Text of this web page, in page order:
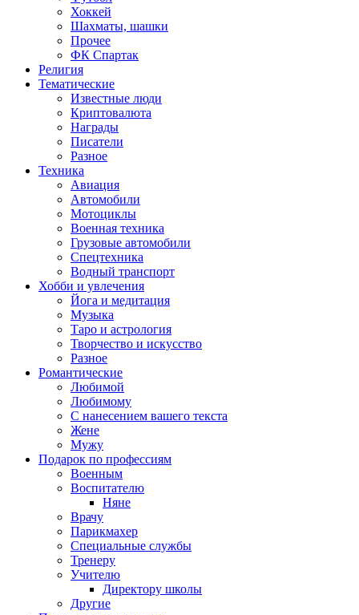
Хоккей
Шахматы, шашки
Прочее
ФК Спартак
Религия
Тематические
Известные люди
Криптовалюта
Награды
Писатели
Разное
Техника
Авиация
Автомобили
Мотоциклы
Военная техника
Грузовые автомобили
Спецтехника
Водный транспорт
Хобби и увлечения
Йога и медитация
Музыка
Таро и астрология
Творчество и искусство
Разное
Романтические
Любимой
Любимому
С нанесением вашего текста
Жене
Мужу
Подарок по профессиям
Военным
Воспитателю
Няне
Врачу
Парикмахер
Специальные службы
Тренеру
Учителю
Директору школы
Другие